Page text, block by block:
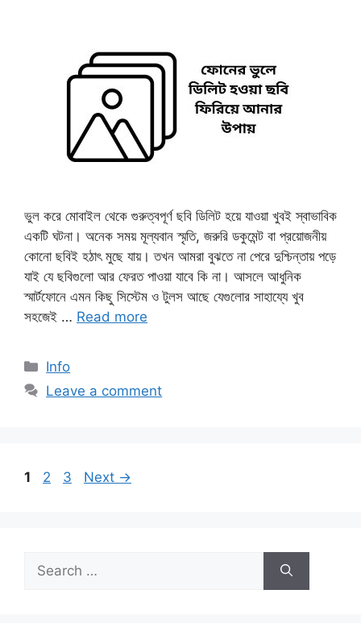
ভুল করে মোবাইল থেকে গুরুত্বপূর্ণ ছবি ডিলিট হয়ে যাওয়া খুবই স্বাভাবিক
একটি ঘটনা। অনেক সময় মূল্যবান স্মৃতি, জরুরি ডকুমেন্ট বা প্রয়োজনীয়
কোনো ছবিই হঠাৎ মুছে যায়। তখন আমরা বুঝতে না পেরে দুশ্চিন্তায় পড়ে
যাই যে ছবিগুলো আর ফেরত পাওয়া যাবে কি না। আসলে আধুনিক
স্মার্টফোনে এমন কিছু সিস্টেম ও টুলস আছে যেগুলোর সাহায্যে খুব
সহজেই … Read more
Categories
Info
Leave a comment
Page
1 Page
2 Page
3 Next →
Search
for: